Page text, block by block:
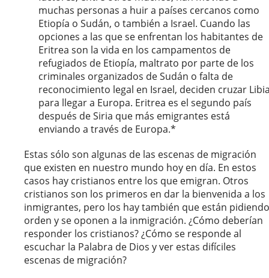
muchas personas a huir a países cercanos como
Etiopía o Sudán, o también a Israel. Cuando las
opciones a las que se enfrentan los habitantes de
Eritrea son la vida en los campamentos de
refugiados de Etiopía, maltrato por parte de los
criminales organizados de Sudán o falta de
reconocimiento legal en Israel, deciden cruzar
para llegar a Europa. Eritrea es el segundo país
después de Siria que más emigrantes está
enviando a través de Europa.*
Estas sólo son algunas de las escenas de migración
que existen en nuestro mundo hoy en día. En estos
casos hay cristianos entre los que emigran. Otros
cristianos son los primeros en dar la bienvenida a los
inmigrantes, pero los hay también que están pidiendo
orden y se oponen a la inmigración. ¿Cómo deberían
responder los cristianos? ¿Cómo se responde al
escuchar la Palabra de Dios y ver estas difíciles
escenas de migración?